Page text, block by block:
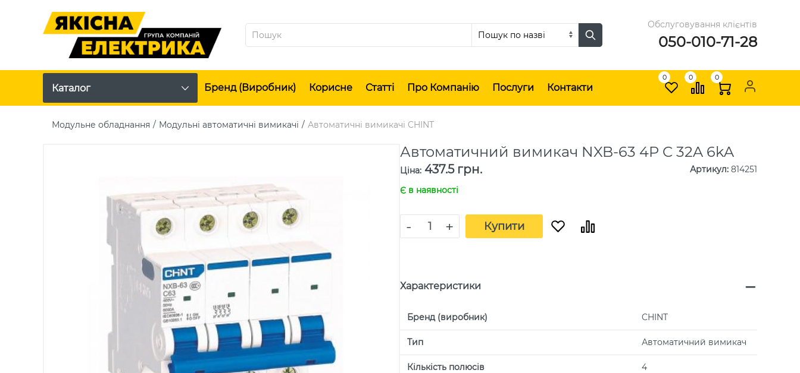
Обслуговування клієнтів
050-010-71-28
Каталог Бренд (виробник) Корисне Статті Про Компанію Послуги Контакти
0 0 0
Модульне обладнання Модульні автоматичні вимикачі Автоматичні вимикачі CHINT
Автоматичний вимикач NXB-63 4P C 32A 6kA
Ціна: 437.5 грн. Артикул: 814251
Є в наявності
- + Купити
Характеристики
Бренд (виробник) CHINT
Тип Автоматичний вимикач
Кількість полюсів 4